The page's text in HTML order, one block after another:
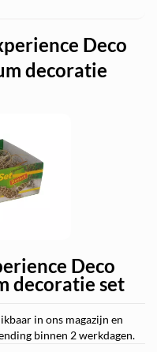
Deco
decoratie
Deco
decoratie set
in ons magazijn en
binnen 2 werkdagen.